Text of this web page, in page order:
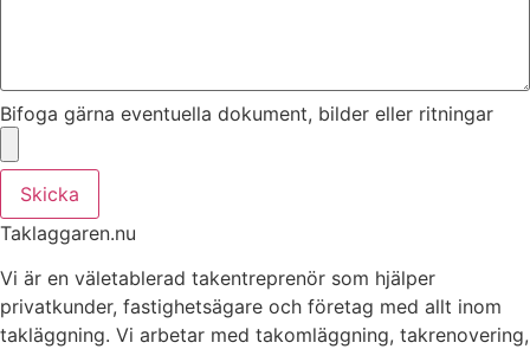
Bifoga gärna eventuella dokument, bilder eller ritningar
Skicka
Taklaggaren.nu
Vi är en väletablerad takentreprenör som hjälper
privatkunder, fastighetsägare och företag med allt inom
takläggning. Vi arbetar med takomläggning, takrenovering,